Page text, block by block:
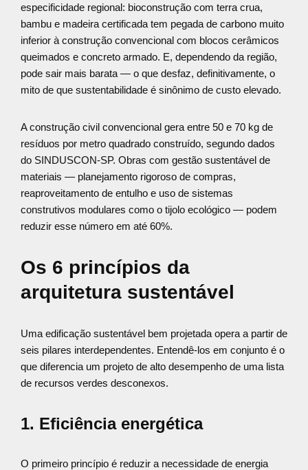
especificidade regional: bioconstrução com terra crua,
bambu e madeira certificada tem pegada de carbono muito
inferior à construção convencional com blocos cerâmicos
queimados e concreto armado. E, dependendo da região,
pode sair mais barata — o que desfaz, definitivamente, o
mito de que sustentabilidade é sinônimo de custo elevado.
A construção civil convencional gera entre 50 e 70 kg de
resíduos por metro quadrado construído, segundo dados
do SINDUSCON-SP. Obras com gestão sustentável de
materiais — planejamento rigoroso de compras,
reaproveitamento de entulho e uso de sistemas
construtivos modulares como o tijolo ecológico — podem
reduzir esse número em até 60%.
Os 6 princípios da
arquitetura sustentável
Uma edificação sustentável bem projetada opera a partir de
seis pilares interdependentes. Entendê-los em conjunto é o
que diferencia um projeto de alto desempenho de uma lista
de recursos verdes desconexos.
1. Eficiência energética
O primeiro princípio é reduzir a necessidade de energia